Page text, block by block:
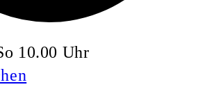
10.00 Uhr